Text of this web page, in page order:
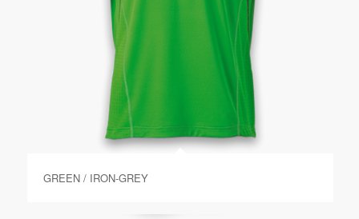
GREEN / IRON-GREY